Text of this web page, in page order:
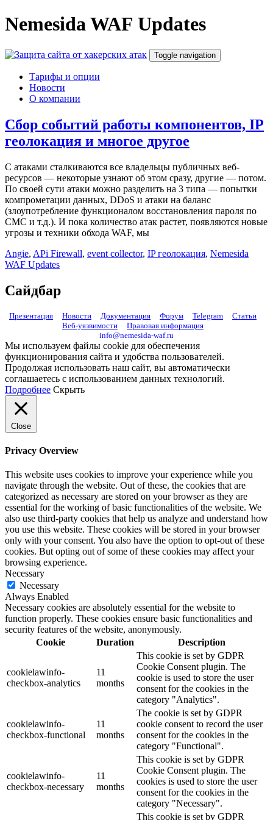
Nemesida WAF Updates
Toggle navigation
Тарифы и опции
Новости
О компании
Cбор событий работы компонентов, IP
геолокация и многое другое
С атаками сталкиваются все владельцы публичных веб-
ресурсов — некоторые узнают об этом сразу, другие — потом.
По своей сути атаки можно разделить на 3 типа — попытки
компрометации данных, DDoS и атаки на баланс
(злоупотребление функционалом восстановления пароля по
СМС и т.д.). И пока количество атак растет, появляются новые
угрозы и техники обхода WAF, мы
Angie, APi Firewall, event collector, IP геолокация, Nemesida
WAF Updates
Сайдбар
Презентация Новости Документация Форум Telegram
Статьи
Веб-уязвимости
Правовая информация
info@nemesida-waf.ru
Мы используем файлы cookie для обеспечения
функционирования сайта и удобства пользователей.
Продолжая использовать наш сайт, вы автоматически
соглашаетесь с использованием данных технологий.
Подробнее Скрыть
Close
Privacy Overview
This website uses cookies to improve your experience while you
navigate through the website. Out of these, the cookies that are
categorized as necessary are stored on your browser as they are
essential for the working of basic functionalities of the website. We
also use third-party cookies that help us analyze and understand how
you use this website. These cookies will be stored in your browser
only with your consent. You also have the option to opt-out of these
cookies. But opting out of some of these cookies may affect your
browsing experience.
Necessary
Necessary
Always Enabled
Necessary cookies are absolutely essential for the website to
function properly. These cookies ensure basic functionalities and
security features of the website, anonymously.
Cookie
Duration Description
cookielawinfo-
checkbox-analytics
11
months
This cookie is set by GDPR
Cookie Consent plugin. The
cookie is used to store the user
consent for the cookies in the
category "Analytics".
cookielawinfo-
checkbox-functional
11
months
The cookie is set by GDPR
cookie consent to record the user
consent for the cookies in the
category "Functional".
cookielawinfo-
checkbox-necessary
11
months
This cookie is set by GDPR
Cookie Consent plugin. The
cookies is used to store the user
consent for the cookies in the
category "Necessary".
This cookie is set by GDPR